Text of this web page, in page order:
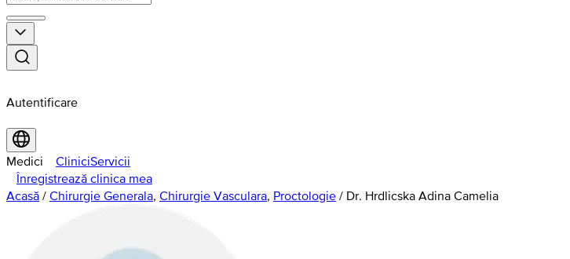
Autentificare
Medici CliniciServicii
Înregistrează clinica mea
Acasă / Chirurgie Generala, Chirurgie Vasculara, Proctologie / Dr. Hrdlicska Adina Camelia